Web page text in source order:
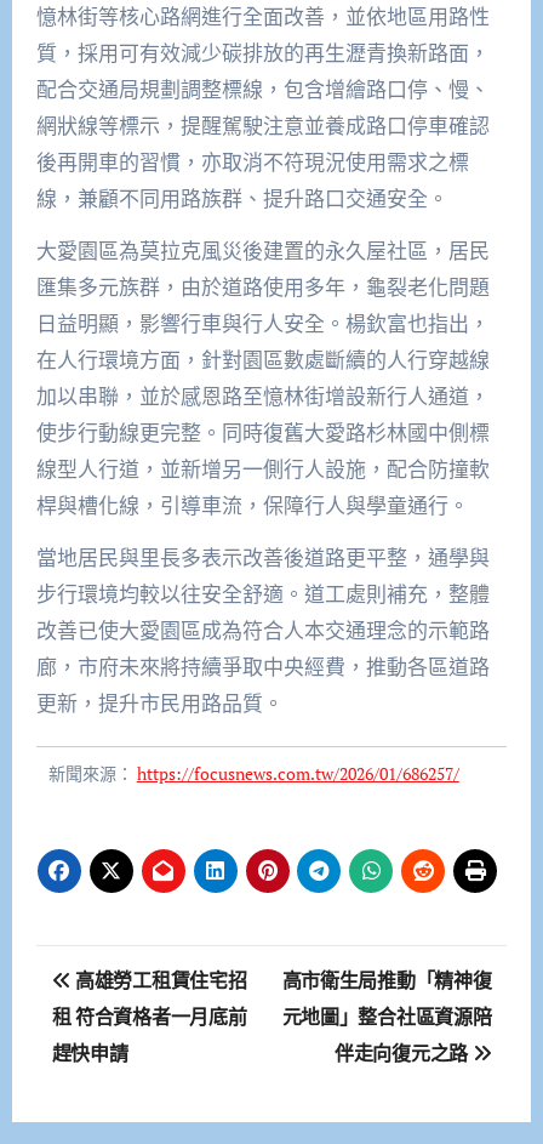
憶林街等核心路網進行全面改善，並依地區用路性
質，採用可有效減少碳排放的再生瀝青換新路面，
配合交通局規劃調整標線，包含增繪路口停、慢、
網狀線等標示，提醒駕駛注意並養成路口停車確認
後再開車的習慣，亦取消不符現況使用需求之標
線，兼顧不同用路族群、提升路口交通安全。
大愛園區為莫拉克風災後建置的永久屋社區，居民
匯集多元族群，由於道路使用多年，龜裂老化問題
日益明顯，影響行車與行人安全。楊欽富也指出，
在人行環境方面，針對園區數處斷續的人行穿越線
加以串聯，並於感恩路至憶林街增設新行人通道，
使步行動線更完整。同時復舊大愛路杉林國中側標
線型人行道，並新增另一側行人設施，配合防撞軟
桿與槽化線，引導車流，保障行人與學童通行。
當地居民與里長多表示改善後道路更平整，通學與
步行環境均較以往安全舒適。道工處則補充，整體
改善已使大愛園區成為符合人本交通理念的示範路
廊，市府未來將持續爭取中央經費，推動各區道路
更新，提升市民用路品質。
新聞來源： https://focusnews.com.tw/2026/01/686257/
文
章
導
覽
高雄勞工租賃住宅招
租 符合資格者一月底前
趕快申請
高市衛生局推動「精神復
元地圖」整合社區資源陪
伴走向復元之路